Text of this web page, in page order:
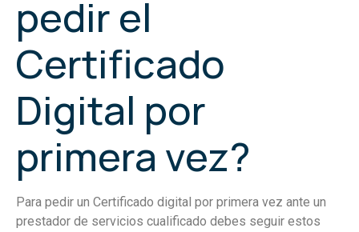
pedir el
Certificado
Digital por
primera vez?
Para pedir un Certificado digital por primera vez ante un
prestador de servicios cualificado debes seguir estos